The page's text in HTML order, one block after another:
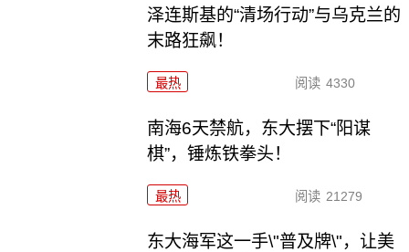
泽连斯基的“清场行动”与乌克兰的
末路狂飙！
最热 阅读 4330
南海6天禁航，东大摆下“阳谋
棋”，锤炼铁拳头！
最热 阅读 21279
东大海军这一手\"普及牌\"，让美